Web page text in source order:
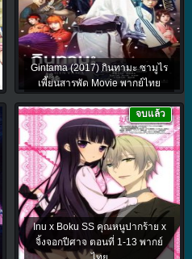
Gintama (2017) กินทามะ ซามูไร
เพี้ยนสารพัด Movie พากย์ไทย
Inu x Boku SS คุณหนูปากร้าย x
จิ้งจอกปีศาจ ตอนที่ 1-13 พากย์
จบแล้ว